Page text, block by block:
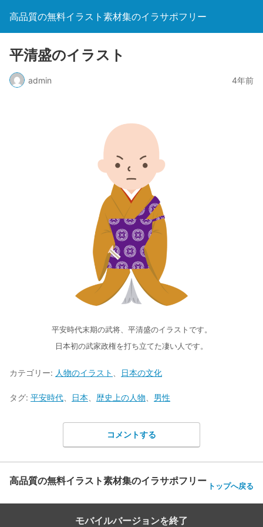
高品質の無料イラスト素材集のイラサポフリー
平清盛のイラスト
admin 4年前
平安時代末期の武将、平清盛のイラストです。
日本初の武家政権を打ち立てた凄い人です。
カテゴリー: 人物のイラスト 日本の文化
タグ: 平安時代 日本 歴史上の人物 男性
コメントする
高品質の無料イラスト素材集のイラサポフリー トップへ戻る
モバイルバージョンを終了